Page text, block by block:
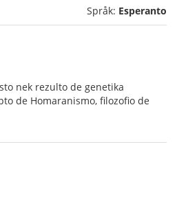
Språk: Esperanto
nek rezulto de genetika
de Homaranismo, filozofio de